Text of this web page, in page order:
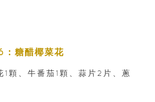
：糖醋椰菜花
1顆、牛番茄1顆、蒜片2片、蔥